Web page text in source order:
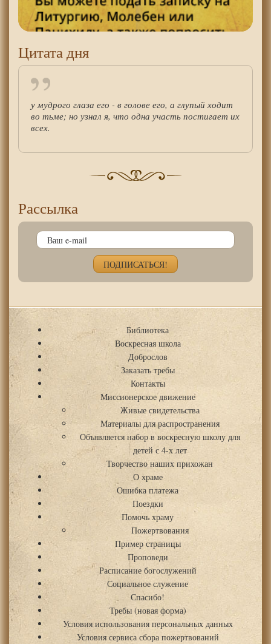
Цитата дня
у мудрого глаза его - в голове его, а глупый ходит
во тьме; но узнал я, что одна участь постигает их
всех.
Рассылка
Библиотека
Воскресная школа
Доброслов
Заказать требы
Контакты
Миссионерское движение
Живые свидетельства
Материалы для распространения
Объявляется набор в воскресную школу для
детей с 4-х лет
Творчество наших прихожан
О храме
Ошибка платежа
Поездки
Помочь храму
Пожертвования
Пример страницы
Проповеди
Расписание богослужений
Социальное служение
Спасибо!
Требы (новая форма)
Условия использования персональных данных
Условия сервиса сбора пожертвований